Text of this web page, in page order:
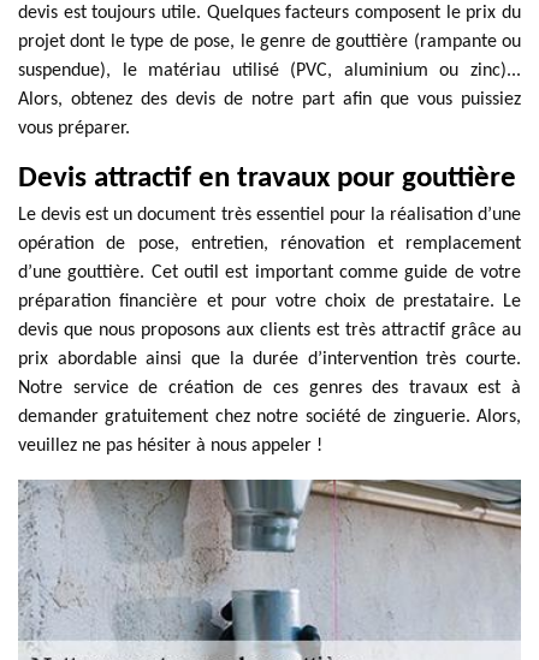
devis est toujours utile. Quelques facteurs composent le prix du
projet dont le type de pose, le genre de gouttière (rampante ou
suspendue), le matériau utilisé (PVC, aluminium ou zinc)...
Alors, obtenez des devis de notre part afin que vous puissiez
vous préparer.
Devis attractif en travaux pour gouttière
Le devis est un document très essentiel pour la réalisation d’une
opération de pose, entretien, rénovation et remplacement
d’une gouttière. Cet outil est important comme guide de votre
préparation financière et pour votre choix de prestataire. Le
devis que nous proposons aux clients est très attractif grâce au
prix abordable ainsi que la durée d’intervention très courte.
Notre service de création de ces genres des travaux est à
demander gratuitement chez notre société de zinguerie. Alors,
veuillez ne pas hésiter à nous appeler !